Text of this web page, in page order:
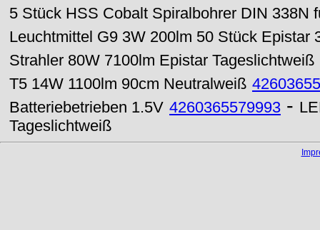
5 Stück HSS Cobalt Spiralbohrer DIN 338N
Leuchtmittel G9 3W 200lm 50 Stück Epistar
Strahler 80W 7100lm Epistar Tageslichtweiß
T5 14W 1100lm 90cm Neutralweiß
Batteriebetrieben 1.5V 4260365579993 -
Tageslichtweiß